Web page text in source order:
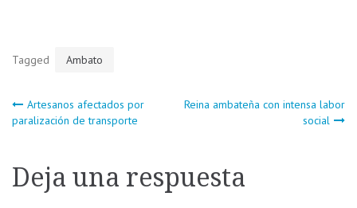
Tagged Ambato
Navegación
entradas
Artesanos afectados por
paralización de transporte
Reina ambateña con intensa labor
social
Deja una respuesta